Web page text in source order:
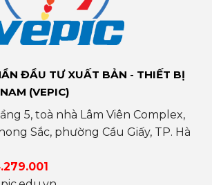
ĐẦU TƯ XUẤT BẢN - THIẾT BỊ
(VEPIC)
5, toà nhà Lâm Viên Complex,
Sắc, phường Cầu Giấy, TP. Hà